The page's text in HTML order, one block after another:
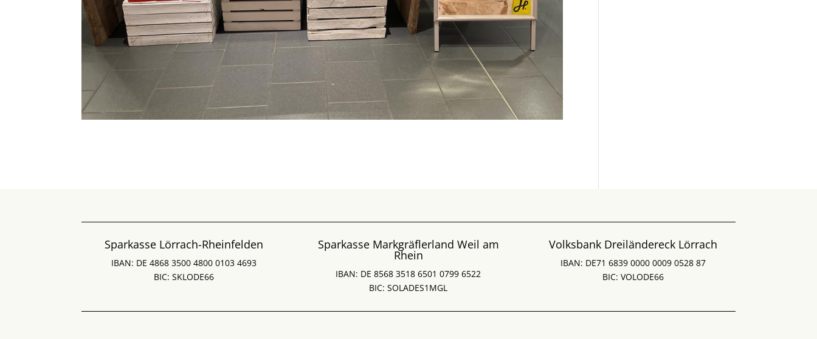
Sparkasse Lörrach-Rheinfelden
IBAN: DE 4868 3500 4800 0103 4693
BIC: SKLODE66
Sparkasse Markgräflerland Weil am
Rhein
IBAN: DE 8568 3518 6501 0799 6522
BIC: SOLADES1MGL
Volksbank Dreiländereck Lörrach
IBAN: DE71 6839 0000 0009 0528 87
BIC: VOLODE66